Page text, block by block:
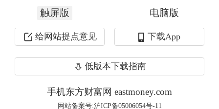
成分股。其中，蔚来汽车、小马智行、
爱奇艺、老虎证券等机构持股总数及占
触屏版 电脑版
给网站提点意见 下载App
低版本下载指南
手机东方财富网 eastmoney.com
网站备案号:沪ICP备05006054号-11